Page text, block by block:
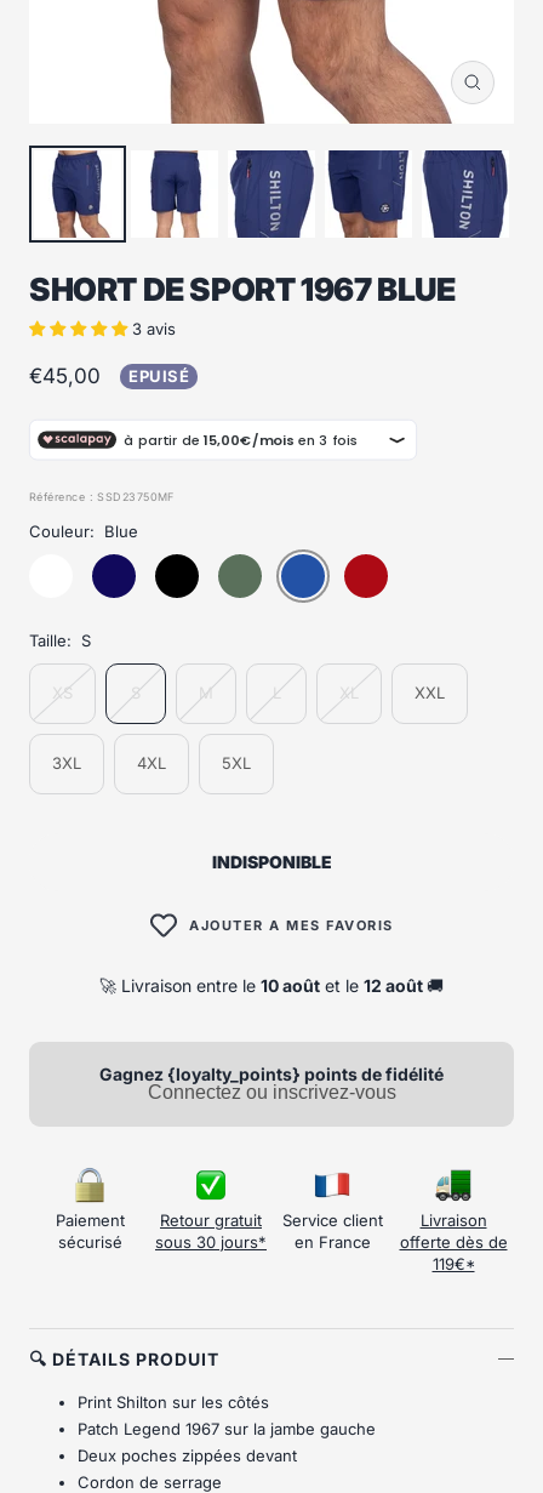
Zoom
SHORT DE SPORT 1967 BLUE
3 avis
Prix
vente
€45,00 EPUISÉ
Référence :SSD23750MF
Couleur: Blue
Taille: S
XS S M L XL XXL
3XL 4XL 5XL
INDISPONIBLE
AJOUTER A MES FAVORIS
🚀 Livraison entre le 10 août et le 12 août🚚
Gagnez {loyalty_points} points de fidélité
Connectez ou inscrivez-vous
Paiement
sécurisé
Retour gratuit
sous 30 jours*
Service client
en France
Livraison
offerte dès de
119€*
🔍 DÉTAILS PRODUIT
Print Shilton sur les côtés
Patch Legend 1967 sur la jambe gauche
Deux poches zippées devant
Cordon de serrage